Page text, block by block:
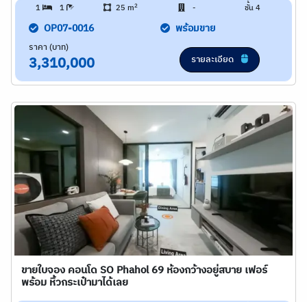
1 1 25 m2 - ชั้น 4
OP07-0016 พร้อมขาย
ราคา (บาท)
3,310,000 รายละเอียด
ขายใบจอง คอนโด SO Phahol 69 ห้องกว้างอยู่สบาย เฟอร์
พร้อม หิ้วกระเป๋ามาได้เลย